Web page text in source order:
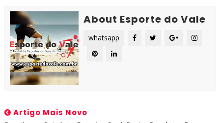
About Esporte do Vale
whatsapp
Artigo Mais Novo